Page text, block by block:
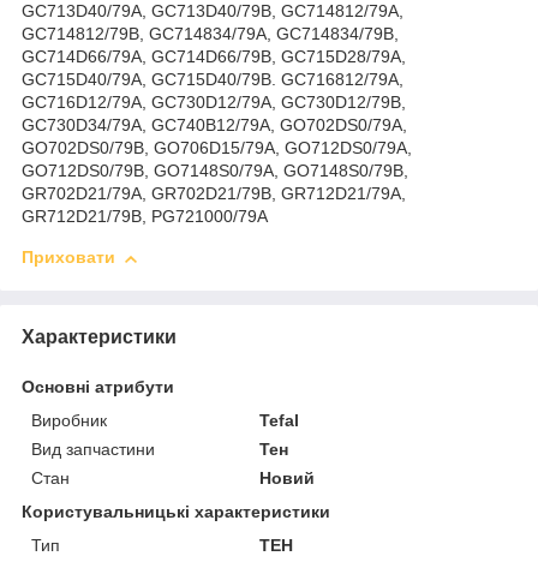
GC713D40/79A, GC713D40/79B, GC714812/79A,
GC714812/79B, GC714834/79A, GC714834/79B,
GC714D66/79A, GC714D66/79B, GC715D28/79A,
GC715D40/79A, GC715D40/79B. GC716812/79A,
GC716D12/79A, GC730D12/79A, GC730D12/79B,
GC730D34/79A, GC740B12/79A, GO702DS0/79A,
GO702DS0/79B, GO706D15/79A, GO712DS0/79A,
GO712DS0/79B, GO7148S0/79A, GO7148S0/79B,
GR702D21/79A, GR702D21/79B, GR712D21/79A,
GR712D21/79B, PG721000/79A
Приховати
Характеристики
Основні атрибути
Виробник
Tefal
Вид запчастини
Тен
Стан
Новий
Користувальницькі характеристики
Тип
ТЕН